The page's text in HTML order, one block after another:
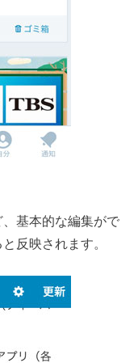
基本的な編集がで
反映されます。